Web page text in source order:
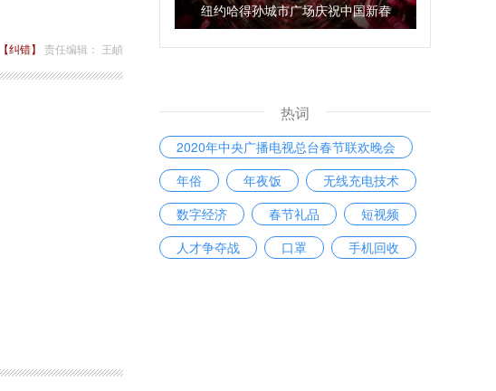
【纠错】 责任编辑： 王頔
纽约哈得孙城市广场庆祝中国新春
热词
2020年中央广播电视总台春节联欢晚会
年俗
年夜饭
无线充电技术
数字经济
春节礼品
短视频
人才争夺战
口罩 手机回收